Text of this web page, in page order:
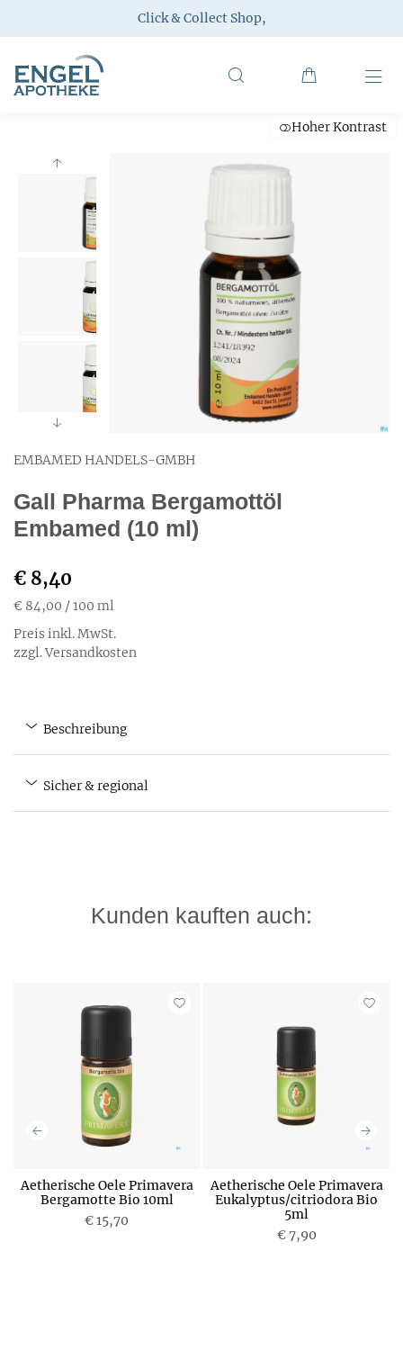
Click & Collect Shop,
Hoher Kontrast
EMBAMED HANDELS-GMBH
Gall Pharma Bergamottöl
Embamed (10 ml)
€ 8,40
€ 84,00 / 100 ml
Preis inkl. MwSt.
zzgl. Versandkosten
Beschreibung
Sicher & regional
Kunden kauften auch:
Aetherische Oele Primavera
Bergamotte Bio 10ml
€ 15,70
Aetherische Oele Primavera
Eukalyptus/citriodora Bio
5ml
€ 7,90
P